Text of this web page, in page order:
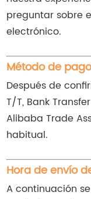
preguntar sobre
electrónico.
Método de
Después de
T/T, Bank
Alibaba Trade
habitual.
Hora de envío
A continuación